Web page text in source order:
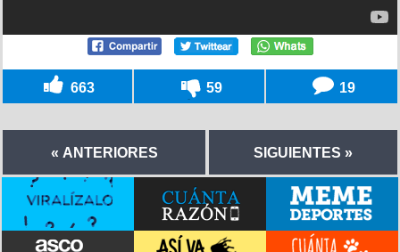
663 59 19
« ANTERIORES SIGUIENTES »